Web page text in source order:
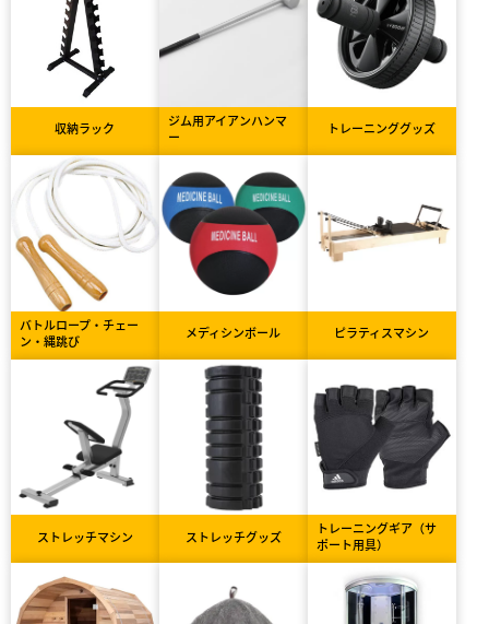
収納ラック
ジム用アイアンハンマ
ー
トレーニンググッズ
バトルロープ・チェー
ン・縄跳び
メディシンボール ピラティスマシン
ストレッチマシン ストレッチグッズ
トレーニングギア（サ
ポート用具）